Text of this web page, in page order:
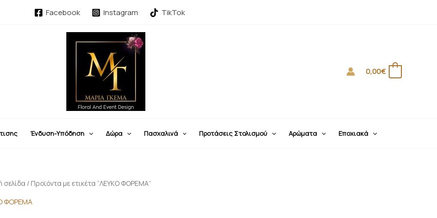
Facebook Instagram TikTok
0,00€
Ένδυση-Υπόδηση Δώρα Πασχαλινά Προτάσεις Στολισμού Αρώματα Εποχιακά
σελίδα / Προϊόντα με ετικέτα “ΛΕΥΚΟ ΦΟΡΕΜΑ”
ΦΟΡΕΜΑ
by
latest